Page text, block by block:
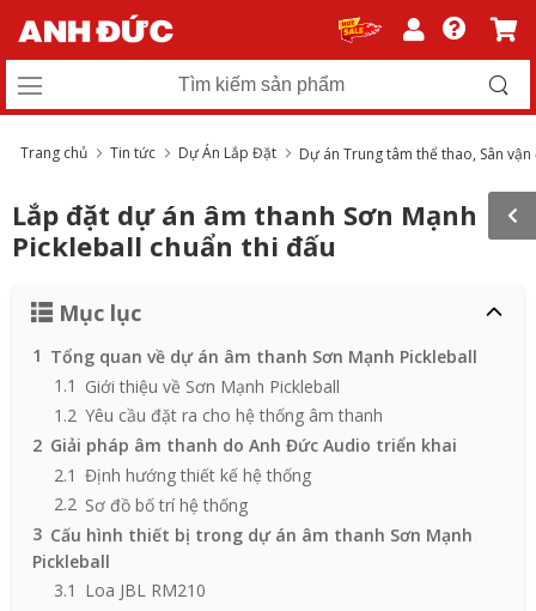
Trang chủ Tin tức Dự Án Lắp Đặt Dự án Trung tâm thể thao, Sân
Lắp đặt dự án âm thanh Sơn Mạnh
Pickleball chuẩn thi đấu
Mục lục
1 Tổng quan về dự án âm thanh Sơn Mạnh Pickleball
1.1 Giới thiệu về Sơn Mạnh Pickleball
1.2 Yêu cầu đặt ra cho hệ thống âm thanh
2 Giải pháp âm thanh do Anh Đức Audio triển khai
2.1 Định hướng thiết kế hệ thống
2.2 Sơ đồ bố trí hệ thống
3 Cấu hình thiết bị trong dự án âm thanh Sơn Mạnh
Pickleball
3.1 Loa JBL RM210